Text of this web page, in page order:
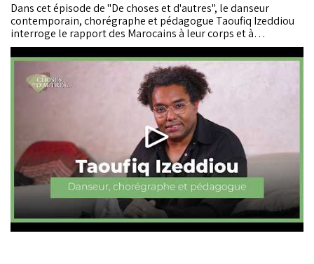
Dans cet épisode de "De choses et d'autres", le danseur
contemporain, chorégraphe et pédagogue Taoufiq Izeddiou
interroge le rapport des Marocains à leur corps et à
l'expression corporelle. Entre héritages culturels, tabous
persistants et espaces de liberté encore peu explorés, il livre
une réflexion sensible sur la place...